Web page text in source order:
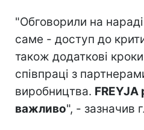
"Обговорили на
саме - доступ до
також додаткові кроки
співпраці з
виробництва. FREYJA
важливо", - зазначив